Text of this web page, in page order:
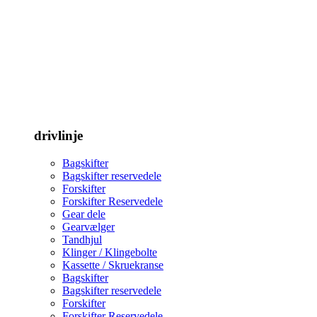
drivlinje
Bagskifter
Bagskifter reservedele
Forskifter
Forskifter Reservedele
Gear dele
Gearvælger
Tandhjul
Klinger / Klingebolte
Kassette / Skruekranse
Bagskifter
Bagskifter reservedele
Forskifter